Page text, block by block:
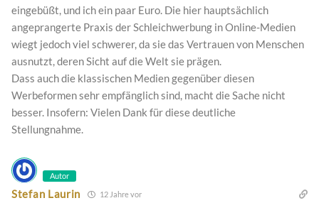
eingebüßt, und ich ein paar Euro. Die hier hauptsächlich
angeprangerte Praxis der Schleichwerbung in Online-Medien
wiegt jedoch viel schwerer, da sie das Vertrauen von Menschen
ausnutzt, deren Sicht auf die Welt sie prägen.
Dass auch die klassischen Medien gegenüber diesen
Werbeformen sehr empfänglich sind, macht die Sache nicht
besser. Insofern: Vielen Dank für diese deutliche
Stellungnahme.
Autor
Stefan Laurin 12 Jahre vor